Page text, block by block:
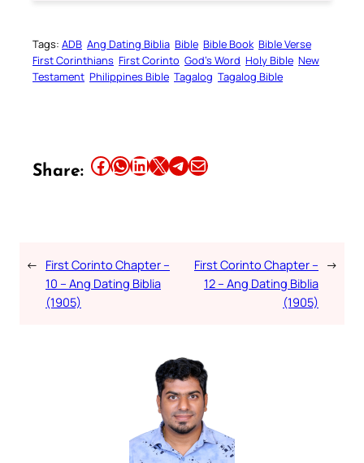
Tags: ADB Ang Dating Biblia Bible Bible Book Bible Verse
First Corinthians First Corinto God’s Word Holy Bible New
Testament Philippines Bible Tagalog Tagalog Bible
Share: Share this article on Facebook Share this article on WhatsApp Share this article on LinkedIn Share this article on X Share this article on TelegramEmail this Article
← First Corinto Chapter –
10 – Ang Dating Biblia
(1905)
First Corinto Chapter –
12 – Ang Dating Biblia
(1905)
→